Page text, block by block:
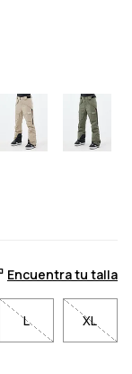
Encuentra tu talla
L XL